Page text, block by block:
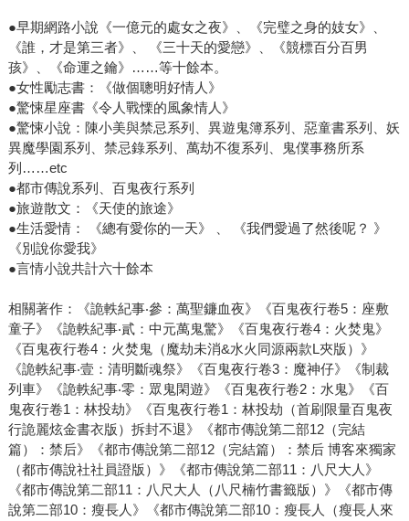
●早期網路小說《一億元的處女之夜》、《完璧之身的妓女》、
《誰，才是第三者》、 《三十天的愛戀》、《競標百分百男
孩》、《命運之鑰》……等十餘本。
●女性勵志書：《做個聰明好情人》
●驚悚星座書《令人戰慄的風象情人》
●驚悚小說：陳小美與禁忌系列、異遊鬼簿系列、惡童書系列、妖
異魔學園系列、禁忌錄系列、萬劫不復系列、鬼僕事務所系
列……etc
●都市傳說系列、百鬼夜行系列
●旅遊散文：《天使的旅途》
●生活愛情： 《總有愛你的一天》 、 《我們愛過了然後呢？ 》
《別說你愛我》
●言情小說共計六十餘本
相關著作：《詭軼紀事‧參：萬聖鐮血夜》《百鬼夜行卷5：座敷
童子》《詭軼紀事‧貳：中元萬鬼驚》《百鬼夜行卷4：火焚鬼》
《百鬼夜行卷4：火焚鬼（魔劫未消&水火同源兩款L夾版）》
《詭軼紀事‧壹：清明斷魂祭》《百鬼夜行卷3：魔神仔》《制裁
列車》《詭軼紀事‧零：眾鬼閑遊》《百鬼夜行卷2：水鬼》《百
鬼夜行卷1：林投劫》《百鬼夜行卷1：林投劫（首刷限量百鬼夜
行詭麗炫金書衣版）拆封不退》《都市傳說第二部12（完結
篇）：禁后》《都市傳說第二部12（完結篇）：禁后 博客來獨家
（都市傳說社社員證版）》《都市傳說第二部11：八尺大人》
《都市傳說第二部11：八尺大人（八尺楠竹書籤版）》《都市傳
說第二部10：瘦長人》《都市傳說第二部10：瘦長人（瘦長人來